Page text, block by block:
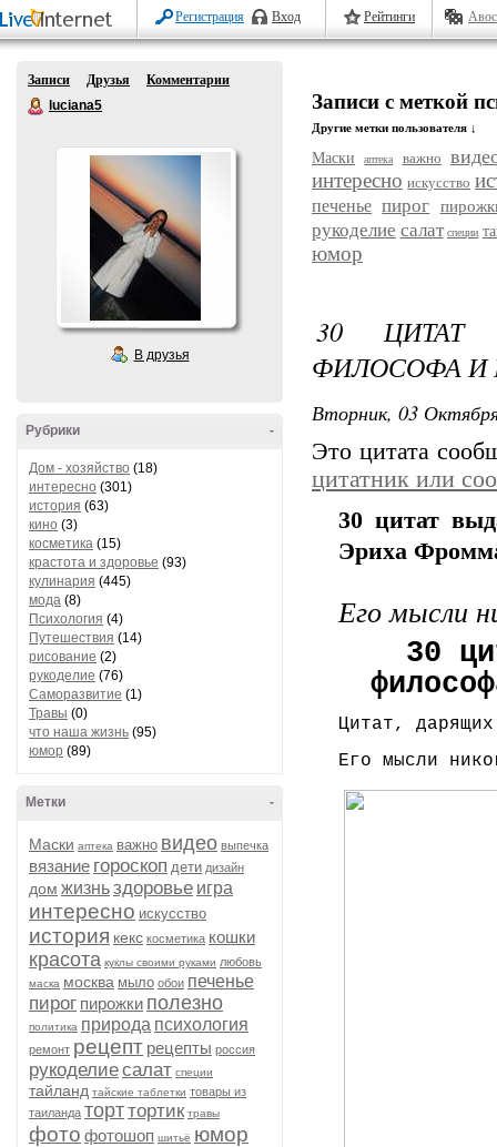
Регистрация Вход Рейтинги
Записи Друзья
Комментарии
luciana5
В друзья
-
Рубрики
Дом - хозяйство (18)
интересно (301)
история (63)
кино (3)
косметика (15)
крастота и здоровье (93)
кулинария (445)
мода (8)
Психология (4)
Путешествия (14)
рисование (2)
рукоделие (76)
Саморазвитие (1)
Травы (0)
что наша жизнь (95)
юмор (89)
-
Метки
Маски аптека важно видео выпечка
вязание гороскоп дети дизайн
дом жизньздоровье игра
интересно искусство
история кекс косметика кошки
красота куклы своими руками любовь
маска москва мыло обои печенье
пирог пирожки полезно
политика природа психология
ремонт рецепт рецепты россия
рукоделиесалат специи
тайланд тайские таблетки товары из
таиланда торттортик травы
фото фотошоп шитьё юмор
Записи с меткой
Другие метки пользователя ↓
Маски аптека важно
интересно искусство
печенье пирог
рукоделие салат специи
юмор
30 ЦИТАТ
ФИЛОСОФА И
Вторник, 03
Это цитата
цитатник или
30 цитат
Эриха
Его мысли
30
Цитат,
Его мысли